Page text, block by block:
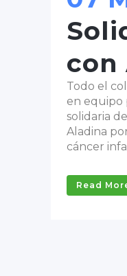
con
Todo el
en equipo
solidaria
Aladina
cáncer
Read